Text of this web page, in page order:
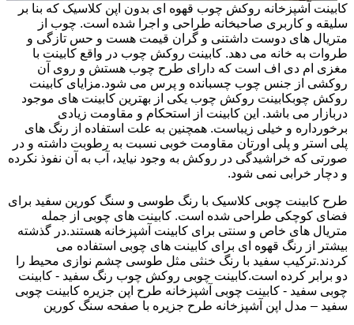
کابینت آشپزخانه روکش چوب قهوه ای بدون اپن کلاسیک که بنا بر
سلیقه و کاربری صاحبخانه طراحی و اجرا شده است. چوب از
متریال های دوست داشتنی و گران قیمت هست و حس تازگی و
طروات به خانه می دهد. کابینت روکش چوب در واقع کابینت با
مغزی ام دی اف است که دارای طرح چوب هستش و روی آن
روکشی از جنس چوب چسبانده و پرس می شود.مزایای کابینت
روکش چوبکابینت روکش چوب یکی از بهترین کابینت های موجود
دربازار می باشد. این کابینت از استحکام و مقاومت زیادی
برخورداره و خیلی زیباست. همچنین به علت استفاده از رنگ های
پلی استر و پلی اورتان مقاومت خوبی نسبت به رطوبت داشته و در
صورتی که خراشیدگی در روکش به وجود نیاید، آب به آن نفوذ نکرده
و دچار خرابی نمی شود.
طرح کابینت چوبی کلاسیک با رنگ طوسی و سنگ کورین سفید برای
فضای کوچکی طراحی شده است. کابینت های چوبی از جمله
متریال های خاص و سنتی برای کابینت آشپزخانه هستند.در گذشته
بیشتر از رنگ قهوه ای برای کابینت های چوبی استفاده می
کردند.ترکیب سفید با رنگ خنثی مثل طوسی چشم نوازی محیط را
دو برابر کرده است.کابینت چوبی روکش چوب رنگ سفید - کابینت
چوبی سفید - کابینت چوبی آشپزخانه طرح اپن جزیره کابینت چوبی
سفید – مدل اپن آشپزخانه طرح جزیره با صفحه سنگ کورین